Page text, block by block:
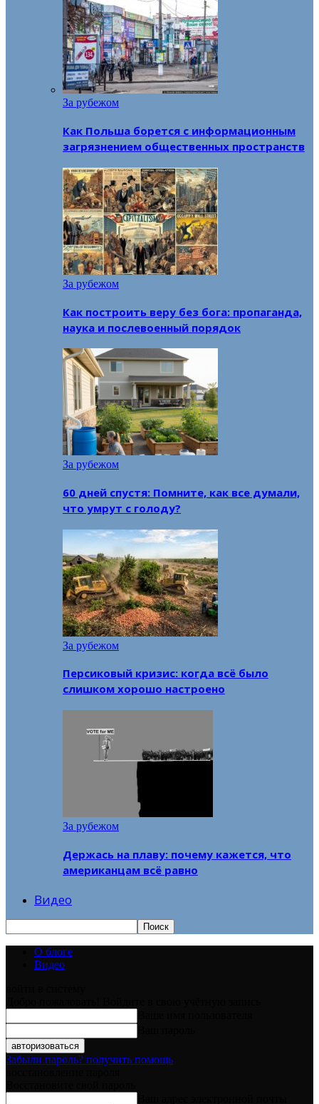
За рубежом
Как Польша борется с информационным
загрязнением общественных пространств
За рубежом
Как построить веру без бога: пропаганда,
наука и послевоенный порядок
За рубежом
60 дней спустя: Помните, как все думали,
что умрут с голоду?
За рубежом
Персиковый кризис: когда всё было
слишком хорошо настроено
За рубежом
Держась на плаву: почему кажется, что
американцам всё равно
Видео
О блоге
Видео
Забыли пароль? получить помощь